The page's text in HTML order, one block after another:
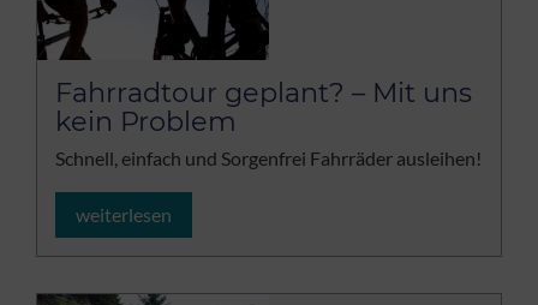
Fahrradtour geplant? – Mit uns
kein Problem
Schnell, einfach und Sorgenfrei Fahrräder ausleihen!
weiterlesen